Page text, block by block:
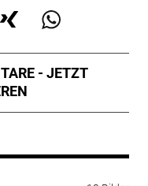
- JETZT